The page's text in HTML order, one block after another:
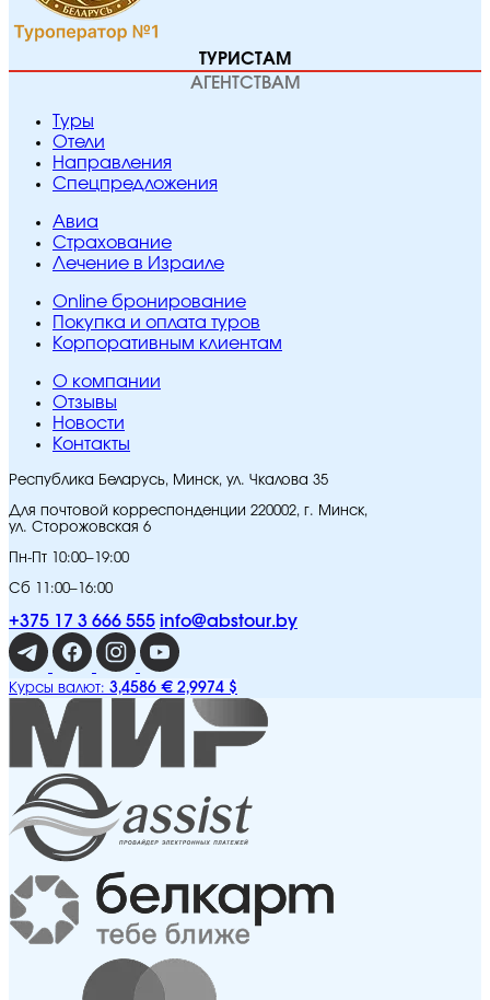
ТУРИСТАМ
АГЕНТСТВАМ
Туры
Отели
Направления
Спецпредложения
Авиа
Страхование
Лечение в Израиле
Online бронирование
Покупка и оплата туров
Корпоративным клиентам
O компании
Отзывы
Новости
Контакты
Республика Беларусь, Минск, ул. Чкалова 35
Для почтовой корреспонденции 220002, г. Минск,
ул. Сторожовская 6
Пн-Пт 10:00–19:00
Сб 11:00–16:00
+375 17 3 666 555 info@abstour.by
Курсы валют: 3,4586 € 2,9974 $